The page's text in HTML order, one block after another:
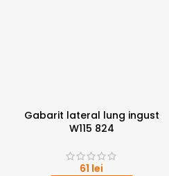
Gabarit lateral lung ingust
W115 824
61 lei